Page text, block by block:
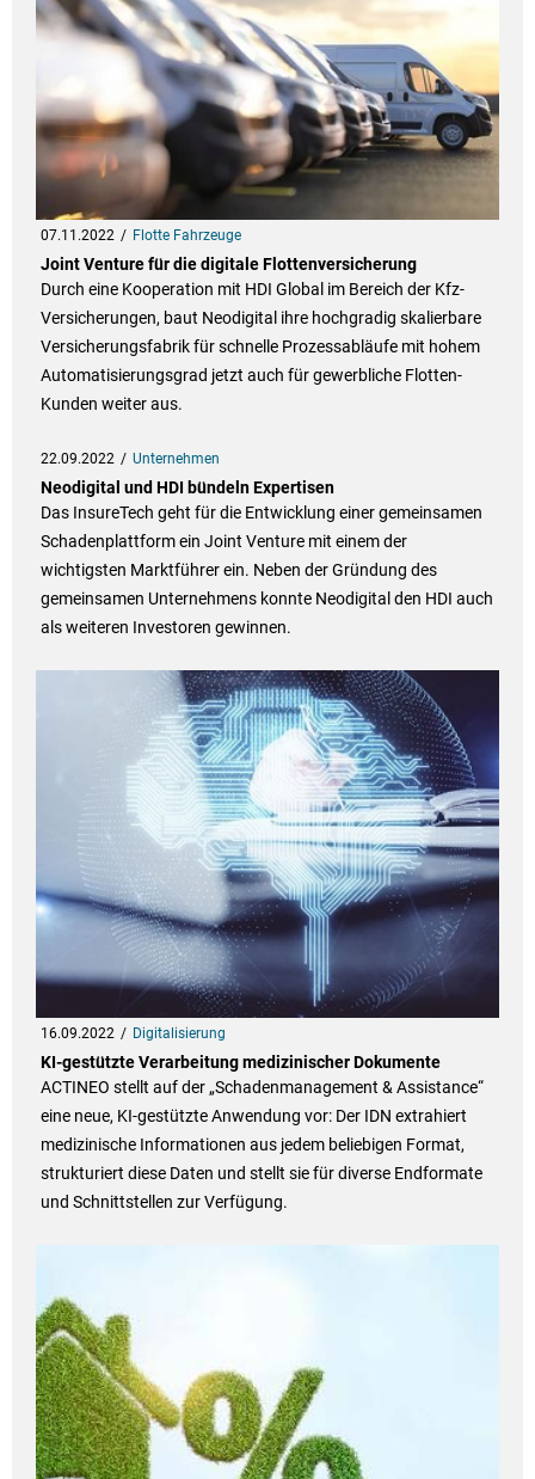
07.11.2022 Flotte Fahrzeuge
Joint Venture für die digitale Flottenversicherung
Durch eine Kooperation mit HDI Global im Bereich der Kfz-
Versicherungen, baut Neodigital ihre hochgradig skalierbare
Versicherungsfabrik für schnelle Prozessabläufe mit hohem
Automatisierungsgrad jetzt auch für gewerbliche Flotten-
Kunden weiter aus.
22.09.2022 Unternehmen
Neodigital und HDI bündeln Expertisen
Das InsureTech geht für die Entwicklung einer gemeinsamen
Schadenplattform ein Joint Venture mit einem der
wichtigsten Marktführer ein. Neben der Gründung des
gemeinsamen Unternehmens konnte Neodigital den HDI auch
als weiteren Investoren gewinnen.
16.09.2022 Digitalisierung
KI-gestützte Verarbeitung medizinischer Dokumente
ACTINEO stellt auf der „Schadenmanagement & Assistance“
eine neue, KI-gestützte Anwendung vor: Der IDN extrahiert
medizinische Informationen aus jedem beliebigen Format,
strukturiert diese Daten und stellt sie für diverse Endformate
und Schnittstellen zur Verfügung.